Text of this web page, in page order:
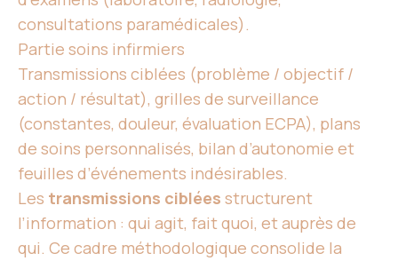
consultations paramédicales).
Partie soins infirmiers
Transmissions ciblées (problème / objectif /
action / résultat), grilles de surveillance
(constantes, douleur, évaluation ECPA), plans
de soins personnalisés, bilan d’autonomie et
feuilles d’événements indésirables.
Les transmissions ciblées structurent
l’information : qui agit, fait quoi, et auprès de
qui. Ce cadre méthodologique consolide la